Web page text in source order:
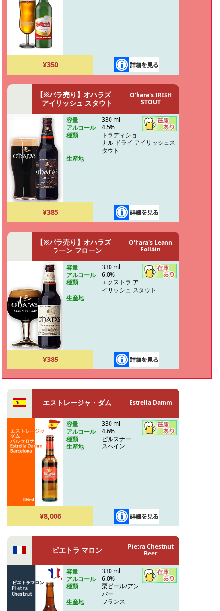
¥350
【※バラ売り】オハラズ
アイリッシュ スタウト
O'hara's IRISH
STOUT
容量
330 ml
アルコール
4.5%
種類
トラディショ
ナル ドライ アイリッシュス
タウト
生産地
¥385
【※バラ売り】オハラズ
ラーン フローン
O'hara's Leann
Folláin
容量
330 ml
アルコール
6.0%
種類
エクストラ ア
イリッシュ スタウト
生産地
¥385
エストレージャ・ダム Estrella Damm
容量
330 ml
アルコール
4.6%
種類
ピルスナー
生産地
スペイン
¥8,006
ピエトラ マロン
Pietra Chestnut
Beer
容量
330 ml
アルコール
6.0%
種類
栗ビール/アン
バー
生産地
フランス